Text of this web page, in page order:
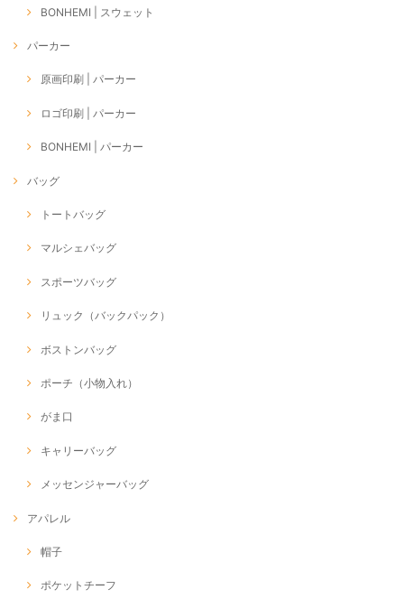
BONHEMI | スウェット
パーカー
原画印刷 | パーカー
ロゴ印刷 | パーカー
BONHEMI | パーカー
バッグ
トートバッグ
マルシェバッグ
スポーツバッグ
リュック（バックパック）
ボストンバッグ
ポーチ（小物入れ）
がま口
キャリーバッグ
メッセンジャーバッグ
アパレル
帽子
ポケットチーフ